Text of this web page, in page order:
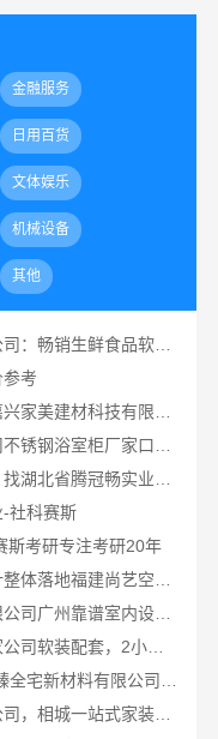
金融服务
日用百货
文体娱乐
机械设备
其他
湖北省惠物电子商务有限公司：畅销生鲜食品软件功能
考
社科赛斯
斯考研专注考研20年
广东鼎饰空间装饰工程有限公司广州靠谱室内设计服务
售后质保完善湖南美学筑家公司软装配套，2小时响应更安心
苏州百年豪庭新材料有限公司，相城一站式家装设计多少钱拎包入住